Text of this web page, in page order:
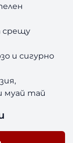
срещу
и сигурно
муай тай